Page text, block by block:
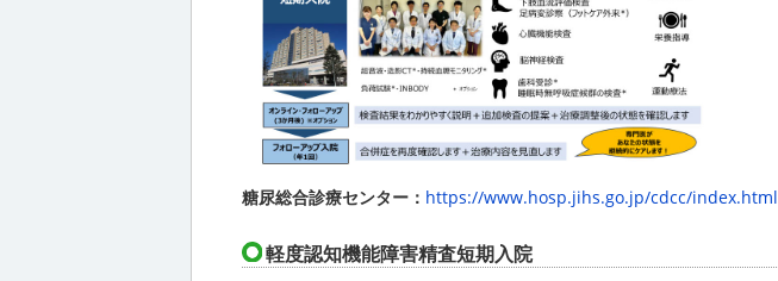
糖尿総合診療センター： https://www.hosp.jihs.go.jp/cdcc/index.html
軽度認知機能障害精査短期入院